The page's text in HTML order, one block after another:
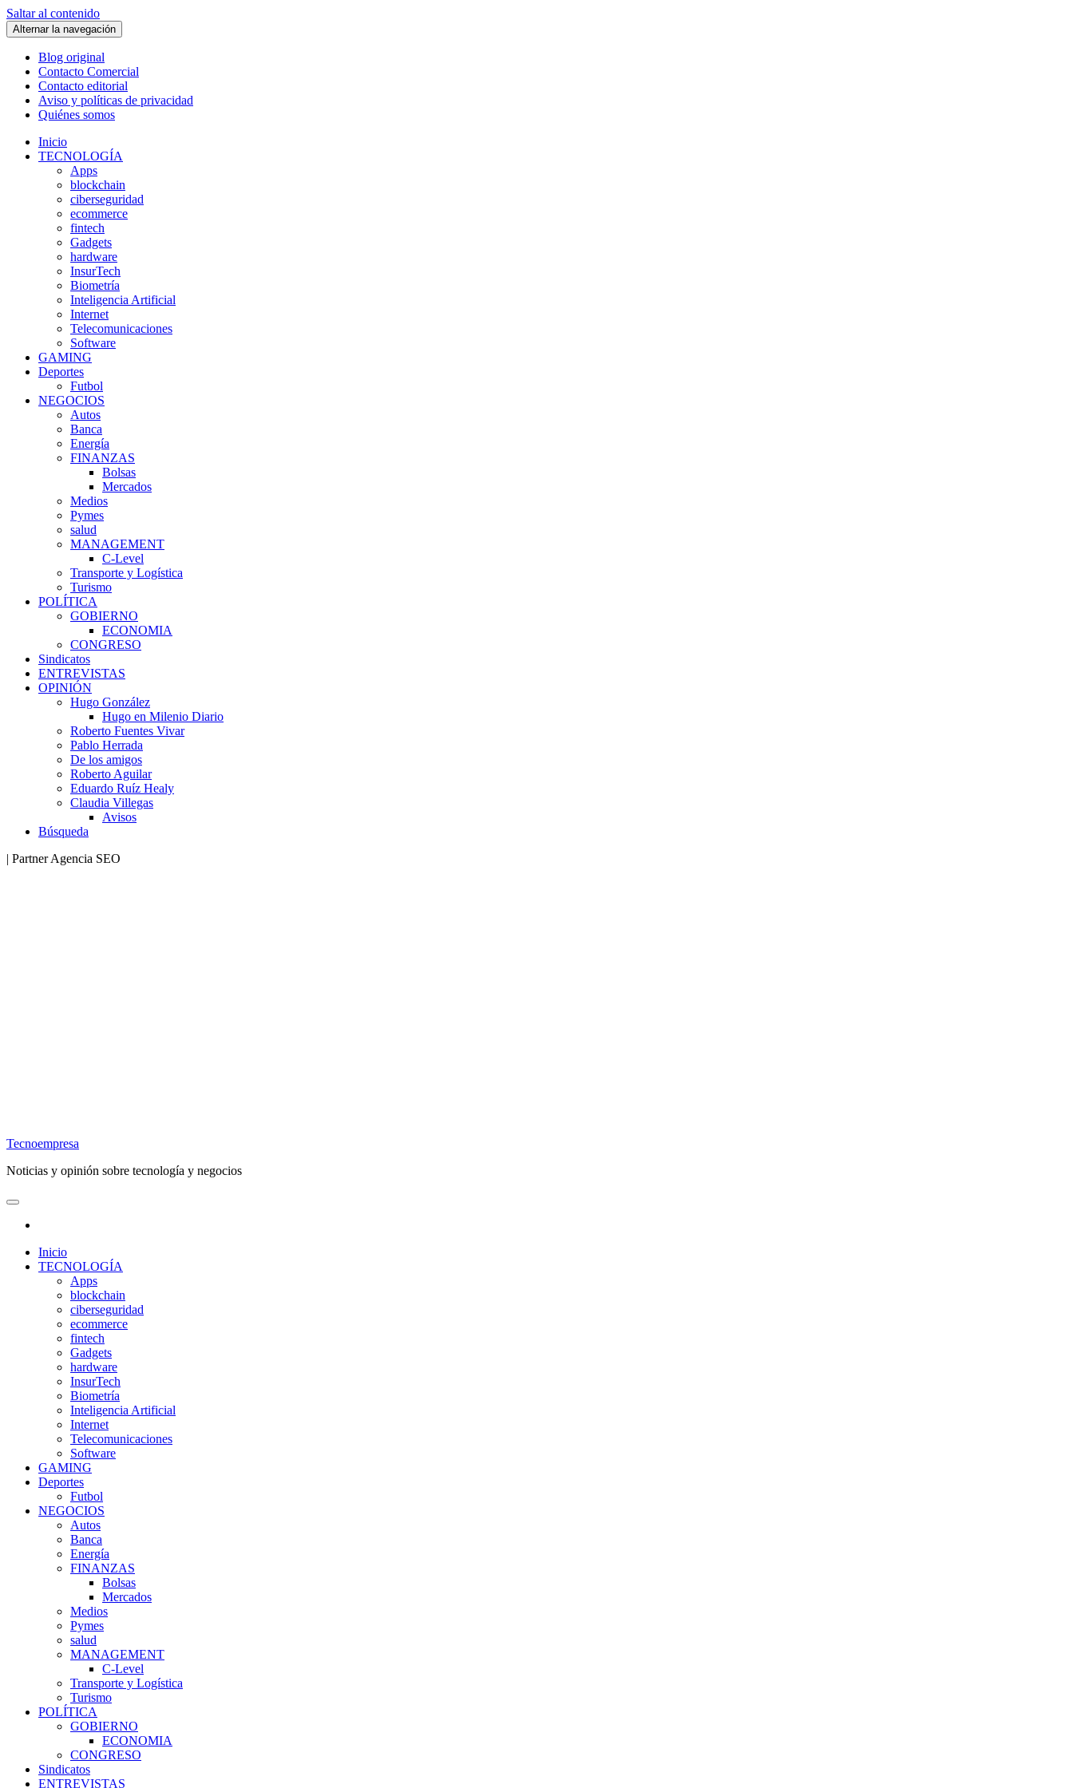
Saltar al contenido
Alternar la navegación
Blog original
Contacto Comercial
Contacto editorial
Aviso y políticas de privacidad
Quiénes somos
Inicio
TECNOLOGÍA
Apps
blockchain
ciberseguridad
ecommerce
fintech
Gadgets
hardware
InsurTech
Biometría
Inteligencia Artificial
Internet
Telecomunicaciones
Software
GAMING
Deportes
Futbol
NEGOCIOS
Autos
Banca
Energía
FINANZAS
Bolsas
Mercados
Medios
Pymes
salud
MANAGEMENT
C-Level
Transporte y Logística
Turismo
POLÍTICA
GOBIERNO
ECONOMIA
CONGRESO
Sindicatos
ENTREVISTAS
OPINIÓN
Hugo González
Hugo en Milenio Diario
Roberto Fuentes Vivar
Pablo Herrada
De los amigos
Roberto Aguilar
Eduardo Ruíz Healy
Claudia Villegas
Avisos
Búsqueda
| Partner Agencia SEO
Tecnoempresa
Noticias y opinión sobre tecnología y negocios
Inicio
TECNOLOGÍA
Apps
blockchain
ciberseguridad
ecommerce
fintech
Gadgets
hardware
InsurTech
Biometría
Inteligencia Artificial
Internet
Telecomunicaciones
Software
GAMING
Deportes
Futbol
NEGOCIOS
Autos
Banca
Energía
FINANZAS
Bolsas
Mercados
Medios
Pymes
salud
MANAGEMENT
C-Level
Transporte y Logística
Turismo
POLÍTICA
GOBIERNO
ECONOMIA
CONGRESO
Sindicatos
ENTREVISTAS